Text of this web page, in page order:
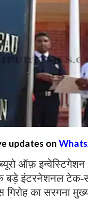
updates on
ऑफ़
इंटरनेशनल टेक-
का सरगना